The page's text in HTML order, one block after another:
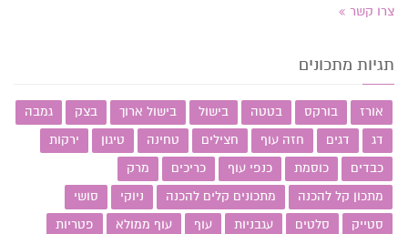
צרו קשר
תגיות מתכונים
אורז בורקס בטטה בישול בישול ארוך בצק
גמבה
דג
דגים חזה עוף חצילים טחינה טיגון
ירקות
כבדים
כוסמת כנפי עוף כריכים
מרק
מתכון קל להכנה
מתכונים קלים להכנה ניוקי
סושי
סטייק
סלטים עגבניות עוף עוף ממולא
פטריות